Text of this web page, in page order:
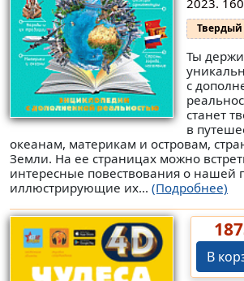
2023.
Твердый
Ты
с
станет
в
океанам, материкам и островам,
Земли. На ее страницах можно
интересные повествования о нашей
иллюстрирующие их... (Подробнее)
В